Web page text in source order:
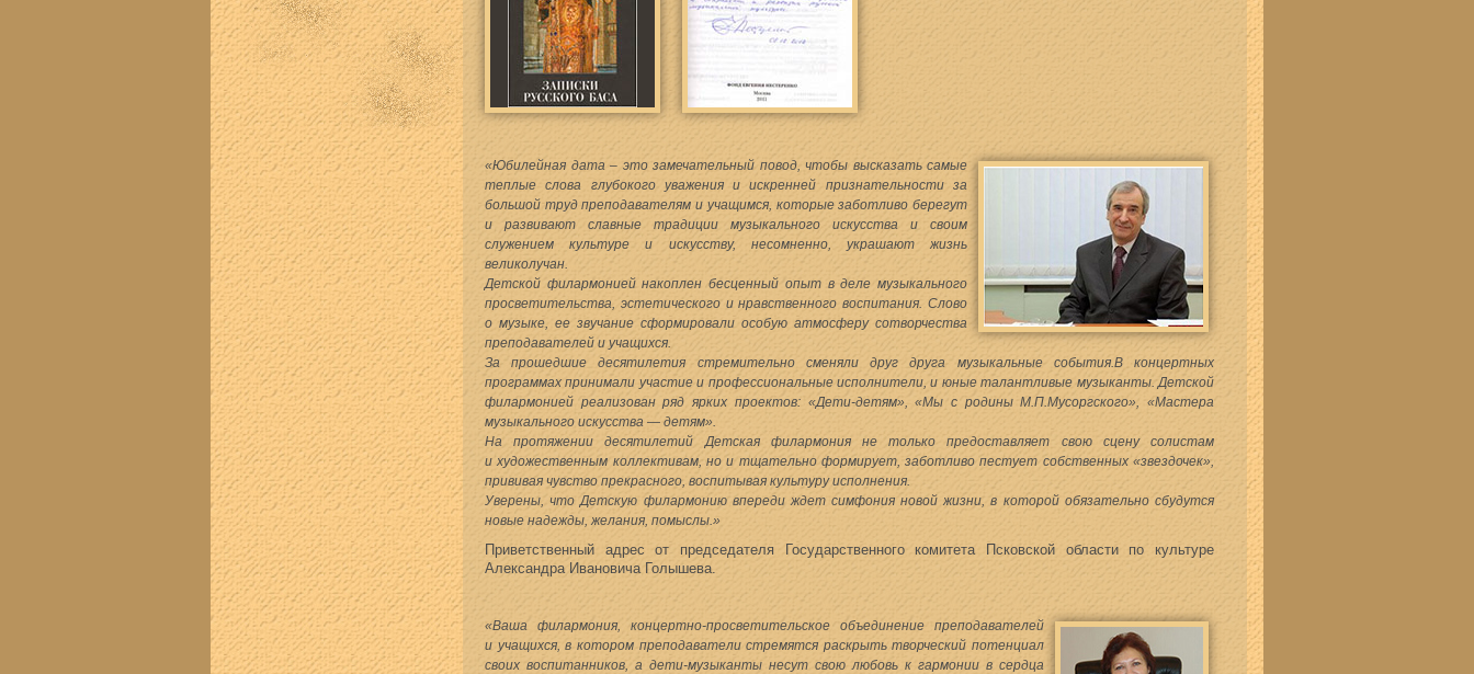
«Юбилейная дата – это замечательный повод, чтобы высказать самые
теплые слова глубокого уважения и искренней признательности за
большой труд преподавателям и учащимся, которые заботливо берегут
и развивают славные традиции музыкального искусства и своим
служением культуре и искусству, несомненно, украшают жизнь
великолучан.
Детской филармонией накоплен бесценный опыт в деле музыкального
просветительства, эстетического и нравственного воспитания. Слово
о музыке, ее звучание сформировали особую атмосферу сотворчества
преподавателей и учащихся.
За прошедшие десятилетия стремительно сменяли друг друга музыкальные события.В концертных
программах принимали участие и профессиональные исполнители, и юные талантливые музыканты. Детской
филармонией реализован ряд ярких проектов: «Дети-детям», «Мы с родины М.П.Мусоргского», «Мастера
музыкального искусства — детям».
На протяжении десятилетий Детская филармония не только предоставляет свою сцену солистам
и художественным коллективам, но и тщательно формирует, заботливо пестует собственных «звездочек»,
прививая чувство прекрасного, воспитывая культуру исполнения.
Уверены, что Детскую филармонию впереди ждет симфония новой жизни, в которой обязательно сбудутся
новые надежды, желания, помыслы.»
Приветственный адрес от председателя Государственного комитета Псковской области по культуре
Александра Ивановича Голышева.
«Ваша филармония, концертно-просветительское объединение преподавателей
и учащихся, в котором преподаватели стремятся раскрыть творческий потенциал
своих воспитанников, а дети-музыканты несут свою любовь к гармонии в сердца